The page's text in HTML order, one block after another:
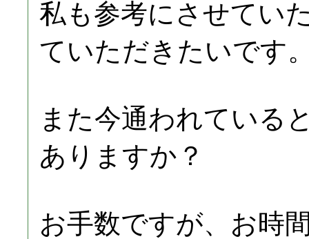
私も参考にさせてい
ていただきたいです
また今通われている
ありますか？
お手数ですが、お時